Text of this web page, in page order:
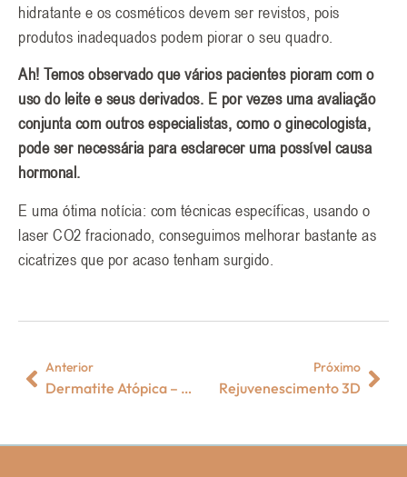
hidratante e os cosméticos devem ser revistos, pois
produtos inadequados podem piorar o seu quadro.
Ah! Temos observado que vários pacientes pioram com o
uso do leite e seus derivados. E por vezes uma avaliação
conjunta com outros especialistas, como o ginecologista,
pode ser necessária para esclarecer uma possível causa
hormonal.
E uma ótima notícia: com técnicas específicas, usando o
laser CO2 fracionado, conseguimos melhorar bastante as
cicatrizes que por acaso tenham surgido.
Anterior
Dermatite Atópica – O que é, sintomas e tratamentos
Próximo
Rejuvenescimento 3D